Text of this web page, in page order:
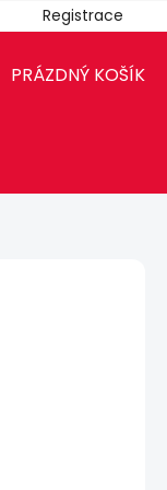
Registrace
PRÁZDNÝ KOŠÍK